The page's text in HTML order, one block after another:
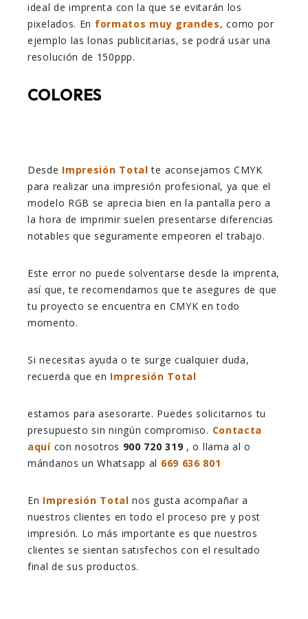
ideal de imprenta con la que se evitarán los
pixelados. En formatos muy grandes, como por
ejemplo las lonas publicitarias, se podrá usar una
resolución de 150ppp.
COLORES
Desde Impresión Total te aconsejamos CMYK
para realizar una impresión profesional, ya que el
modelo RGB se aprecia bien en la pantalla pero a
la hora de imprimir suelen presentarse diferencias
notables que seguramente empeoren el trabajo.
Este error no puede solventarse desde la imprenta,
así que, te recomendamos que te asegures de que
tu proyecto se encuentra en CMYK en todo
momento.
Si necesitas ayuda o te surge cualquier duda,
recuerda que en Impresión Total
estamos para asesorarte. Puedes solicitarnos tu
presupuesto sin ningún compromiso. Contacta
aquícon nosotros 900 720 319 , o llama al o
mándanos un Whatsapp al 669 636 801
En Impresión Total nos gusta acompañar a
nuestros clientes en todo el proceso pre y post
impresión. Lo más importante es que nuestros
clientes se sientan satisfechos con el resultado
final de sus productos.